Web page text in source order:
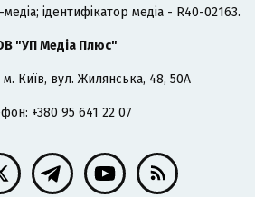
ідентифікатор медіа - R40-02163.
"УП Медіа Плюс"
м. Київ, вул. Жилянська, 48, 50А
+380 95 641 22 07